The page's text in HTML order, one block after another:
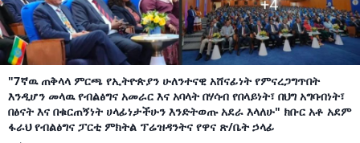
"7ኛዉ ጠቅላላ ምርጫ የኢትዮጵያን ሁለንተናዊ አሸናፊነት የምናረጋግጥበት
እንዲሆን መላዉ የብልፅግና አመራር እና አባላት በሃሳብ የበላይነት፣ በህግ አግባብነት፣
በፅናት እና በቁርጠኝነት ሀላፊነታችሁን እንድትወጡ አደራ እላለሁ" ክቡር አቶ አደም
ፋራህ የብልፅግና ፓርቲ ምክትል ፕሬዝዳንትና የዋና ጽ/ቤት ኃላፊ